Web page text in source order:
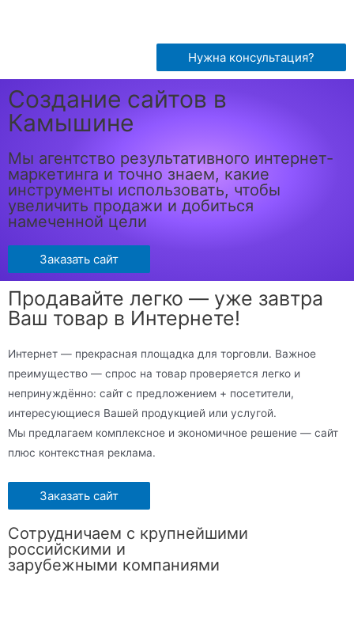
Нужна консультация?
Создание сайтов в
Камышине
Мы агентство результативного интернет-
маркетинга и точно знаем, какие
инструменты использовать, чтобы
увеличить продажи и добиться
намеченной цели
Заказать сайт
Продавайте легко — уже завтра
Ваш товар в Интернете!
Интернет — прекрасная площадка для торговли. Важное
преимущество — спрос на товар проверяется легко и
непринуждённо: сайт с предложением + посетители,
интересующиеся Вашей продукцией или услугой.
Мы предлагаем комплексное и экономичное решение — сайт
плюс контекстная реклама.
Заказать сайт
Сотрудничаем с крупнейшими
российскими и
зарубежными компаниями